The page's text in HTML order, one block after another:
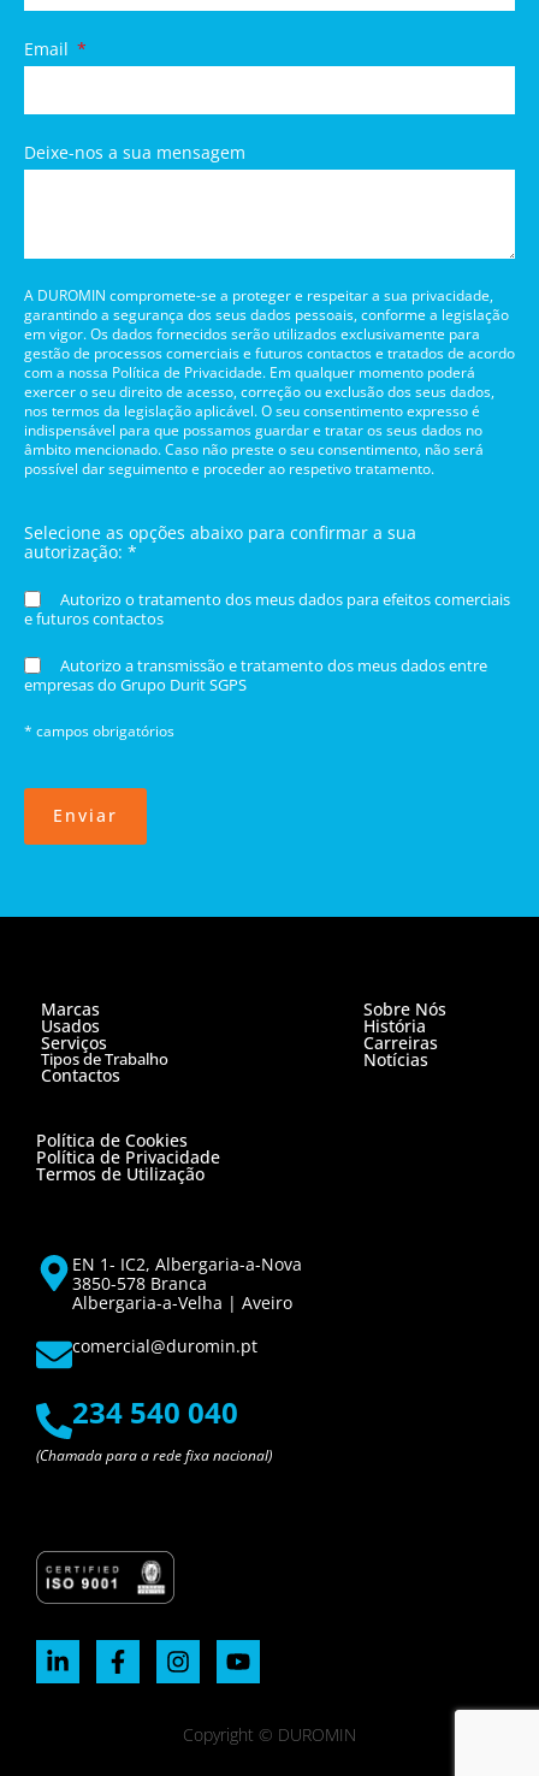
Email
Deixe-nos a sua mensagem
A DUROMIN compromete-se a proteger e respeitar a sua privacidade,
garantindo a segurança dos seus dados pessoais, conforme a legislação
em vigor. Os dados fornecidos serão utilizados exclusivamente para
gestão de processos comerciais e futuros contactos e tratados de acordo
com a nossa Política de Privacidade. Em qualquer momento poderá
exercer o seu direito de acesso, correção ou exclusão dos seus dados,
nos termos da legislação aplicável. O seu consentimento expresso é
indispensável para que possamos guardar e tratar os seus dados no
âmbito mencionado. Caso não preste o seu consentimento, não será
possível dar seguimento e proceder ao respetivo tratamento.
Selecione as opções abaixo para confirmar a sua
autorização: *
Autorizo o tratamento dos meus dados para efeitos comerciais
e futuros contactos
Autorizo a transmissão e tratamento dos meus dados entre
empresas do Grupo Durit SGPS
* campos obrigatórios
Enviar
Marcas
Usados
Serviços
Tipos de Trabalho
Contactos
Sobre Nós
História
Carreiras
Notícias
Política de Cookies
Política de Privacidade
Termos de Utilização
EN 1- IC2, Albergaria-a-Nova
3850-578 Branca
Albergaria-a-Velha | Aveiro
comercial@duromin.pt
234 540 040
(Chamada para a rede fixa nacional)
Copyright © DUROMIN